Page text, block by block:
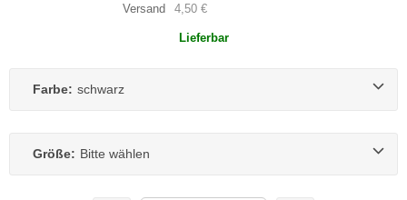
Versand 4,50 €
Lieferbar
Farbe: schwarz
Größe: Bitte wählen